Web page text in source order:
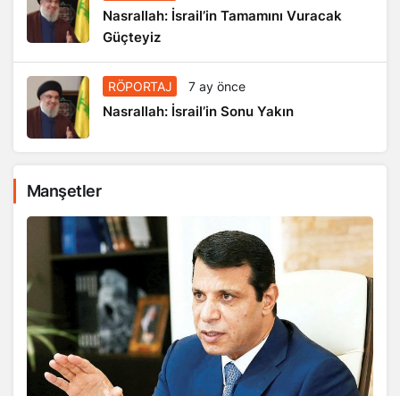
Nasrallah: İsrail’in Tamamını Vuracak
Güçteyiz
RÖPORTAJ 7 ay önce
Nasrallah: İsrail’in Sonu Yakın
Manşetler